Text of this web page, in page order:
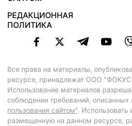
РЕДАКЦИОННАЯ
ПОЛИТИКА
Все права на материалы,
ресурсе, принадлежат ООО
Использование материалов
соблюдении требований, описанных
пользования сайтом".
размещенную на данном ресурсе,